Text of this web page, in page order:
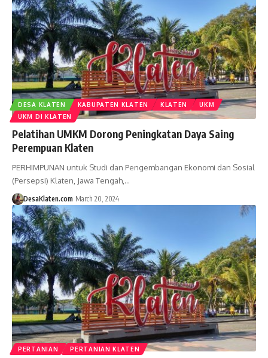
DESA KLATEN KABUPATEN KLATEN KLATEN
UKM
UKM DI KLATEN
Pelatihan UMKM Dorong Peningkatan Daya Saing
Perempuan Klaten
PERHIMPUNAN untuk Studi dan Pengembangan Ekonomi dan Sosial
(Persepsi) Klaten, Jawa Tengah,…
DesaKlaten.com March 20, 2024
PERTANIAN PERTANIAN KLATEN